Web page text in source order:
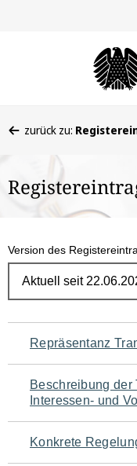
befinden
hier:
zurück zu:
Version des
Navigation
für
den
Seiteninhalt
Repräsentanz
Beschreibung
Interessen- und
Konkrete